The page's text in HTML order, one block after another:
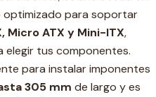
optimizado para soportar
Micro ATX y Mini-ITX,
tus componentes.
para instalar imponentes
305 mm de largo y es